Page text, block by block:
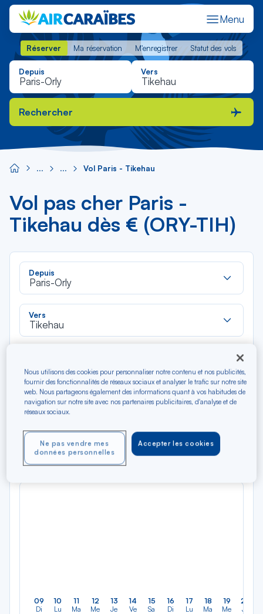
Menu
Réserver Ma réservation M'enregistrer Statut des vols
Réserver Ma réservation M'enregistrer Statut des vols
Depuis Vers
Rechercher
Vol Paris - Tikehau
Vol pas cher Paris -
Tikehau dès € (ORY-TIH)
Depuis
Paris-Orly
Vers
Tikehau
Aller-Retour Aller simple
Filtrer Vider
Précédent
AOÛ 2026
N/A*
Aller / Retour — Économique
09
Di
10
Lu
11
Ma
12
Me
13
Je
14
Ve
15
Sa
16
Di
17
Lu
18
Ma
19
Me
20
Je
Nous utilisons des cookies pour personnaliser notre contenu et nos publicités,
fournir des fonctionnalités de réseaux sociaux et analyser le trafic sur notre site
web. Nous partageons également des informations quant à vos habitudes de
navigation sur notre site avec nos partenaires publicitaires, d'analyse et de
réseaux sociaux.
Accepter les cookies
Ne pas vendre mes
données personnelles